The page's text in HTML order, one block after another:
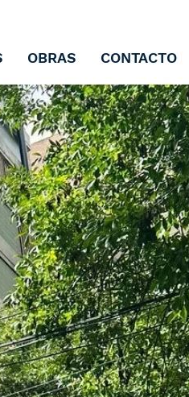
OBRAS CONTACTO